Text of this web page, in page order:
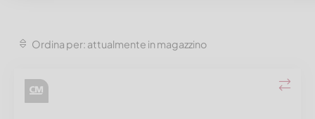
Ordina per: attualmente in magazzino